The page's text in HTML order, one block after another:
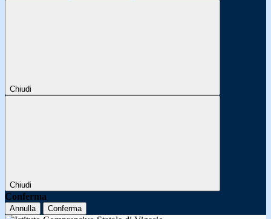
Chiudi
Chiudi
Conferma
Annulla Conferma